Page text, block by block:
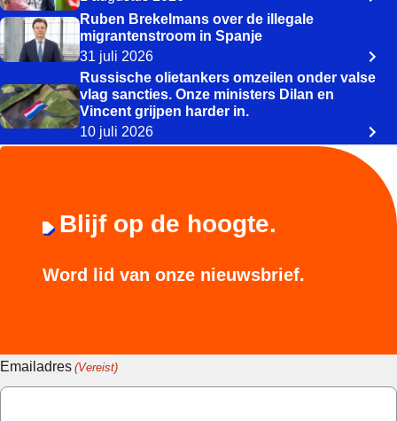
Ruben Brekelmans over de illegale
migrantenstroom in Spanje
31 juli 2026
Russische olietankers omzeilen onder valse
vlag sancties. Onze ministers Dilan en
Vincent grijpen harder in.
10 juli 2026
Blijf op de hoogte.
Word lid van onze nieuwsbrief.
Emailadres (Vereist)